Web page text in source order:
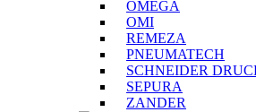
OMEGA
OMI
REMEZA
PNEUMATECH
SCHNEIDER
SEPURA
ZANDER